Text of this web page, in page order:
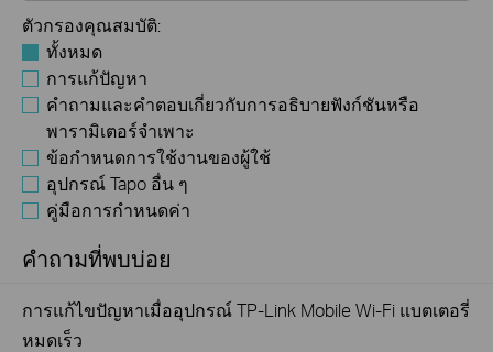
ตัวกรองคุณสมบัติ:
ทั้งหมด
การแก้ปัญหา
คำถามและคำตอบเกี่ยวกับการอธิบายฟังก์ชันหรือ
พารามิเตอร์จำเพาะ
ข้อกำหนดการใช้งานของผู้ใช้
อุปกรณ์ Tapo อื่น ๆ
คู่มือการกำหนดค่า
คำถามที่พบบ่อย
การแก้ไขปัญหาเมื่ออุปกรณ์ TP-Link Mobile Wi-Fi แบตเตอรี่
หมดเร็ว